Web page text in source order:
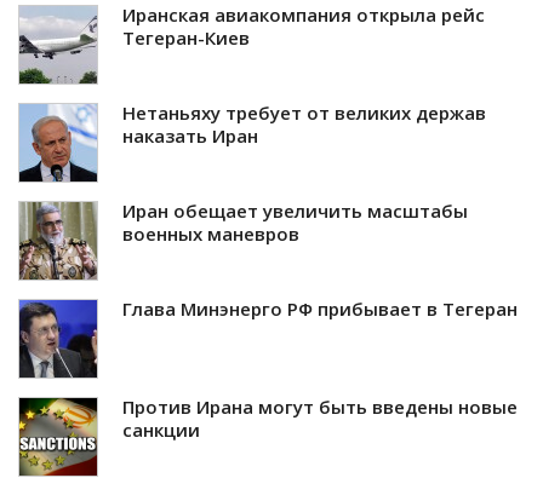
Иранская авиакомпания открыла рейс
Тегеран-Киев
Нетаньяху требует от великих держав
наказать Иран
Иран обещает увеличить масштабы
военных маневров
Глава Минэнерго РФ прибывает в Тегеран
Против Ирана могут быть введены новые
санкции